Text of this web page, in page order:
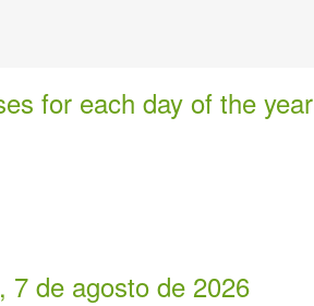
for each day of the year
7 de agosto de 2026